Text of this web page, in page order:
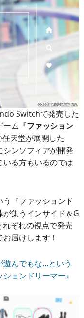
Switchで発売した
ーム『ファッション
天堂が展開した
シンソフィアが開発
いる方もいるのでは
『ファッションド
集うインサイド＆G
ぞれの視点で発売
届けします！
遊んでもな…という
ョンドリーマー』